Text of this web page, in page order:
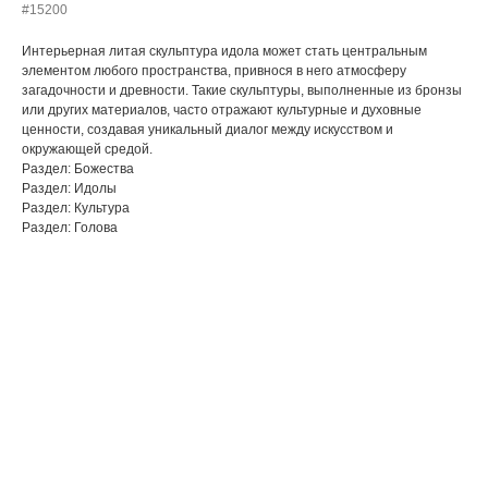
#15200
Интерьерная литая скульптура идола может стать центральным
элементом любого пространства, привнося в него атмосферу
загадочности и древности. Такие скульптуры, выполненные из бронзы
или других материалов, часто отражают культурные и духовные
ценности, создавая уникальный диалог между искусством и
окружающей средой.
Раздел: Божества
Раздел: Идолы
Раздел: Культура
Раздел: Голова